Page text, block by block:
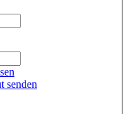
senden